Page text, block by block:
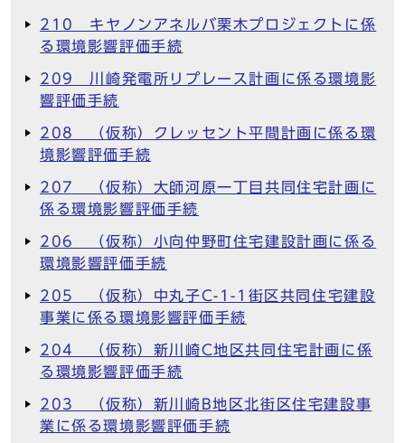
210 キヤノンアネルバ栗木プロジェクトに係
る環境影響評価手続
209 川崎発電所リプレース計画に係る環境影
響評価手続
208 （仮称）クレッセント平間計画に係る環
境影響評価手続
207 （仮称）大師河原一丁目共同住宅計画に
係る環境影響評価手続
206 （仮称）小向仲野町住宅建設計画に係る
環境影響評価手続
205 （仮称）中丸子C-1-1街区共同住宅建設
事業に係る環境影響評価手続
204 （仮称）新川崎C地区共同住宅計画に係
る環境影響評価手続
203 （仮称）新川崎B地区北街区住宅建設事
業に係る環境影響評価手続